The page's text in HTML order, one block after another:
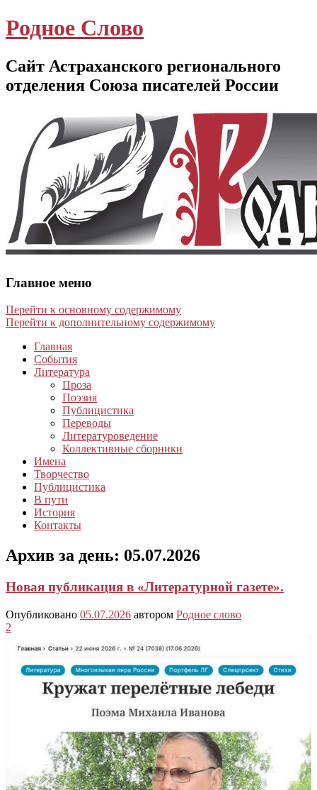
Родное Слово
Сайт Астраханского регионального
отделения Союза писателей России
Главное меню
Перейти к основному содержимому
Перейти к дополнительному содержимому
Главная
События
Литература
Проза
Поэзия
Публицистика
Переводы
Литературоведение
Коллективные сборники
Имена
Творчество
Публицистика
В пути
История
Контакты
Архив за день: 05.07.2026
Новая публикация в «Литературной газете».
Опубликовано 05.07.2026 автором Родное слово
2